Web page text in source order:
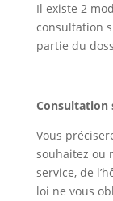
Il existe 2
consultation
partie du
Consultation
Vous
souhaitez ou
service, de
loi ne vous